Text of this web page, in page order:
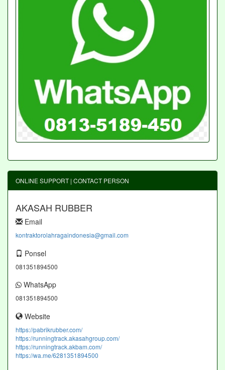
ONLINE SUPPORT | CONTACT PERSON
AKASAH RUBBER
Email
kontraktorolahragaindonesia@gmail.com
Ponsel
081351894500
WhatsApp
081351894500
Website
https://pabrikrubber.com/
https://runningtrack.akasahgroup.com/
https://runningtrack.akbam.com/
https://wa.me/6281351894500